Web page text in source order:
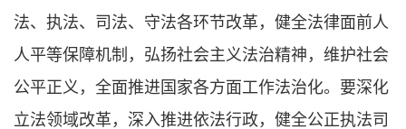
法、执法、司法、守法各环节改革，健全法律面前人
人平等保障机制，弘扬社会主义法治精神，维护社会
公平正义，全面推进国家各方面工作法治化。要深化
立法领域改革，深入推进依法行政，健全公正执法司